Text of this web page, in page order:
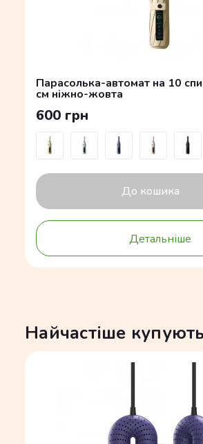
Парасолька-автомат на 10
см ніжно-жовта
600 грн
До кошика
Детальніше
Найчастіше